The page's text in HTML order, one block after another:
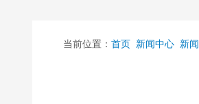
当前位置： 首页 新闻中心 新闻